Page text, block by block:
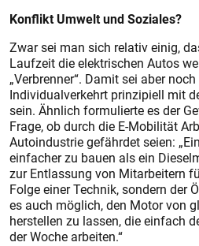
Konflikt Umwelt und Soziales?
Zwar sei man sich relativ einig,
Laufzeit die elektrischen Autos
„Verbrenner“. Damit sei aber
Individualverkehrt prinzipiell mit
sein. Ähnlich formulierte es der
Frage, ob durch die E-Mobilität
Autoindustrie gefährdet seien:
einfacher zu bauen als ein
zur Entlassung von Mitarbeitern
Folge einer Technik, sondern der
es auch möglich, den Motor von
herstellen zu lassen, die einfach
der Woche arbeiten.“